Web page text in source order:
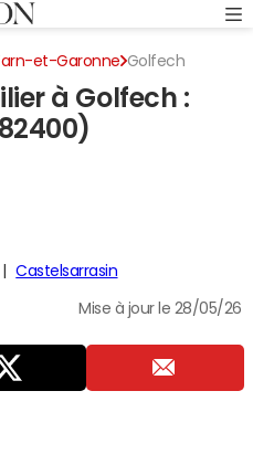
et-Garonne Golfech
à Golfech :
Castelsarrasin
Mise à jour le 28/05/26